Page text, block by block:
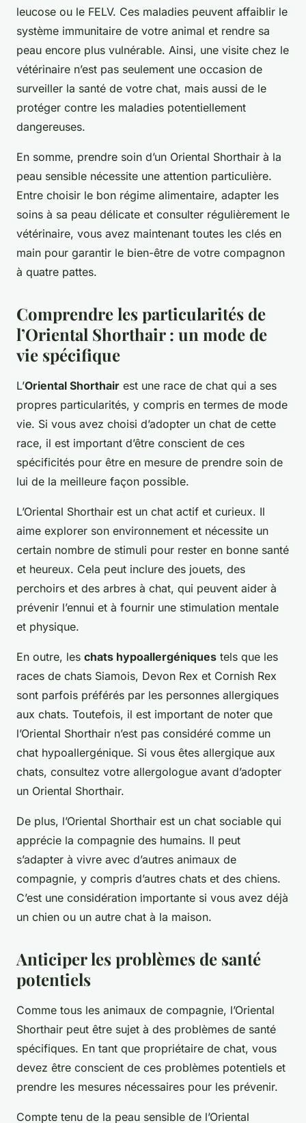
leucose ou le FELV. Ces maladies peuvent affaiblir le
système immunitaire de votre animal et rendre sa
peau encore plus vulnérable. Ainsi, une visite chez le
vétérinaire n’est pas seulement une occasion de
surveiller la santé de votre chat, mais aussi de le
protéger contre les maladies potentiellement
dangereuses.
En somme, prendre soin d’un Oriental Shorthair à la
peau sensible nécessite une attention particulière.
Entre choisir le bon régime alimentaire, adapter les
soins à sa peau délicate et consulter régulièrement le
vétérinaire, vous avez maintenant toutes les clés en
main pour garantir le bien-être de votre compagnon
à quatre pattes.
Comprendre les particularités de
l’Oriental Shorthair : un mode de
vie spécifique
L’Oriental Shorthair est une race de chat qui a ses
propres particularités, y compris en termes de mode
vie. Si vous avez choisi d’adopter un chat de cette
race, il est important d’être conscient de ces
spécificités pour être en mesure de prendre soin de
lui de la meilleure façon possible.
L’Oriental Shorthair est un chat actif et curieux. Il
aime explorer son environnement et nécessite un
certain nombre de stimuli pour rester en bonne santé
et heureux. Cela peut inclure des jouets, des
perchoirs et des arbres à chat, qui peuvent aider à
prévenir l’ennui et à fournir une stimulation mentale
et physique.
En outre, les chats hypoallergéniques tels que les
races de chats Siamois, Devon Rex et Cornish Rex
sont parfois préférés par les personnes allergiques
aux chats. Toutefois, il est important de noter que
l’Oriental Shorthair n’est pas considéré comme un
chat hypoallergénique. Si vous êtes allergique aux
chats, consultez votre allergologue avant d’adopter
un Oriental Shorthair.
De plus, l’Oriental Shorthair est un chat sociable qui
apprécie la compagnie des humains. Il peut
s’adapter à vivre avec d’autres animaux de
compagnie, y compris d’autres chats et des chiens.
C’est une considération importante si vous avez déjà
un chien ou un autre chat à la maison.
Anticiper les problèmes de santé
potentiels
Comme tous les animaux de compagnie, l’Oriental
Shorthair peut être sujet à des problèmes de santé
spécifiques. En tant que propriétaire de chat, vous
devez être conscient de ces problèmes potentiels et
prendre les mesures nécessaires pour les prévenir.
Compte tenu de la peau sensible de l’Oriental